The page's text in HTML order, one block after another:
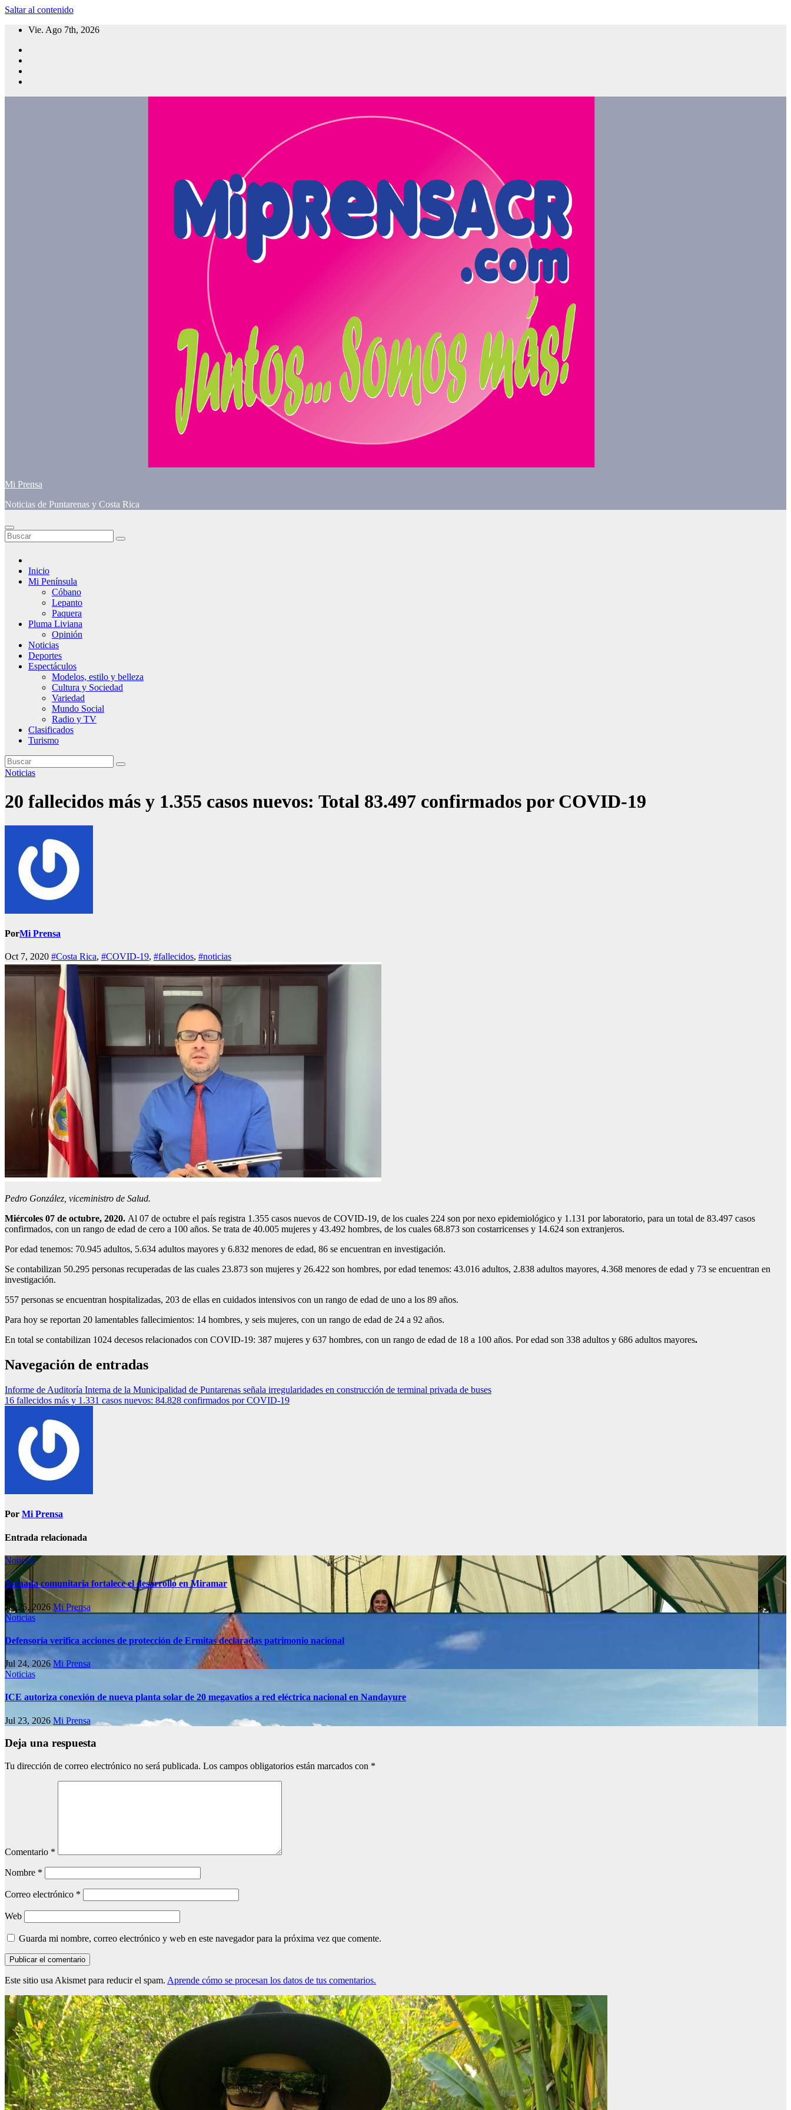
Saltar al contenido
Vie. Ago 7th, 2026
Mi Prensa
Noticias de Puntarenas y Costa Rica
Inicio
Mi Península
Cóbano
Lepanto
Paquera
Pluma Liviana
Opinión
Noticias
Deportes
Espectáculos
Modelos, estilo y belleza
Cultura y Sociedad
Variedad
Mundo Social
Radio y TV
Clasificados
Turismo
Noticias
20 fallecidos más y 1.355 casos nuevos: Total 83.497 confirmados por COVID-19
PorMi Prensa
Oct 7, 2020 #Costa Rica, #COVID-19, #fallecidos, #noticias
Pedro González, viceministro de Salud.
Miércoles 07 de octubre, 2020. Al 07 de octubre el país registra 1.355 casos nuevos de COVID-19, de los cuales 224 son por nexo epidemiológico y 1.131 por laboratorio, para un total de 83.497 casos
confirmados, con un rango de edad de cero a 100 años. Se trata de 40.005 mujeres y 43.492 hombres, de los cuales 68.873 son costarricenses y 14.624 son extranjeros.
Por edad tenemos: 70.945 adultos, 5.634 adultos mayores y 6.832 menores de edad, 86 se encuentran en investigación.
Se contabilizan 50.295 personas recuperadas de las cuales 23.873 son mujeres y 26.422 son hombres, por edad tenemos: 43.016 adultos, 2.838 adultos mayores, 4.368 menores de edad y 73 se encuentran en
investigación.
557 personas se encuentran hospitalizadas, 203 de ellas en cuidados intensivos con un rango de edad de uno a los 89 años.
Para hoy se reportan 20 lamentables fallecimientos: 14 hombres, y seis mujeres, con un rango de edad de 24 a 92 años.
En total se contabilizan 1024 decesos relacionados con COVID-19: 387 mujeres y 637 hombres, con un rango de edad de 18 a 100 años. Por edad son 338 adultos y 686 adultos mayores.
Navegación de entradas
Informe de Auditoría Interna de la Municipalidad de Puntarenas señala irregularidades en construcción de terminal privada de buses
16 fallecidos más y 1.331 casos nuevos: 84.828 confirmados por COVID-19
Por Mi Prensa
Entrada relacionada
Noticias
Jornada comunitaria fortalece el desarrollo en Miramar
Jul 25, 2026 Mi Prensa
Noticias
Defensoría verifica acciones de protección de Ermitas declaradas patrimonio nacional
Jul 24, 2026 Mi Prensa
Noticias
ICE autoriza conexión de nueva planta solar de 20 megavatios a red eléctrica nacional en Nandayure
Jul 23, 2026 Mi Prensa
Deja una respuesta
Tu dirección de correo electrónico no será publicada. Los campos obligatorios están marcados con *
Comentario *
Nombre *
Correo electrónico *
Web
Guarda mi nombre, correo electrónico y web en este navegador para la próxima vez que comente.
Este sitio usa Akismet para reducir el spam. Aprende cómo se procesan los datos de tus comentarios.